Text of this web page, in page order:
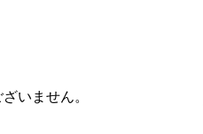
いません。